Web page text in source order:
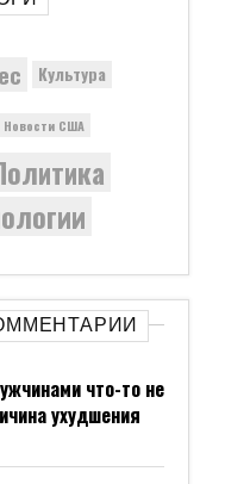
Культура
Новости США
что-то не
ухудшения